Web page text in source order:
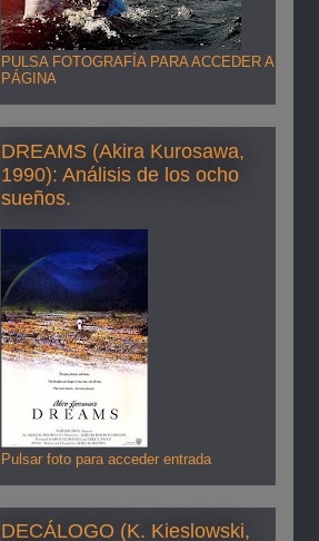
PULSA FOTOGRAFÍA PARA ACCEDER A
PÁGINA
DREAMS (Akira Kurosawa,
1990): Análisis de los ocho
sueños.
Pulsar foto para acceder entrada
DECÁLOGO (K. Kieslowski,